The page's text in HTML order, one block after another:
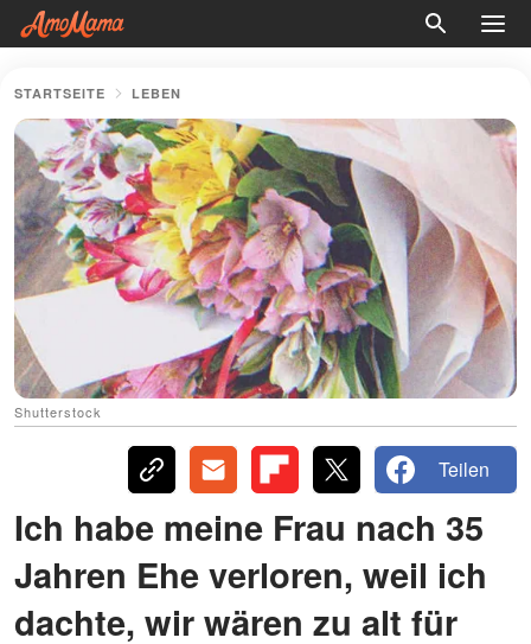
STARTSEITE LEBEN
Shutterstock
Teilen
Ich habe meine Frau nach 35
Jahren Ehe verloren, weil ich
dachte, wir wären zu alt für